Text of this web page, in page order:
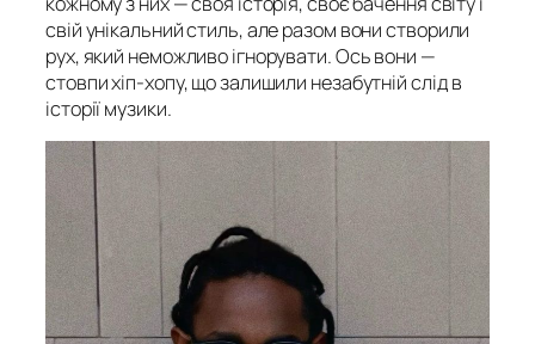
свій унікальний стиль, але разом вони створили
рух, який неможливо ігнорувати. Ось вони —
стовпи хіп-хопу, що залишили незабутній слід в
історії музики.